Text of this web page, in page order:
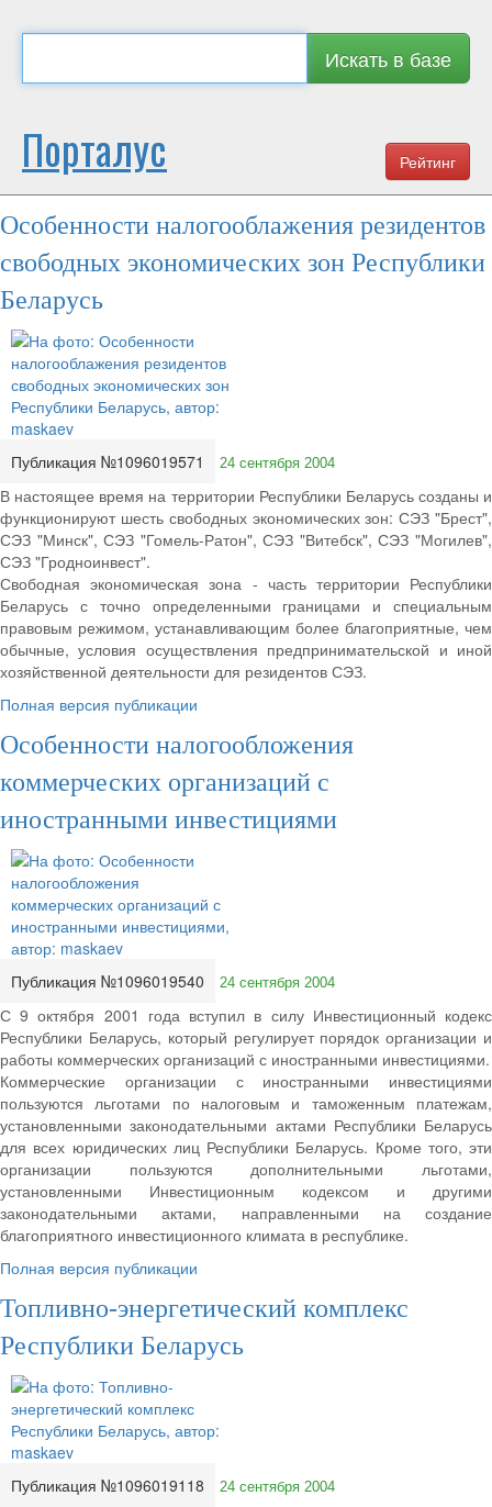
Искать в базе
Рейтинг
Порталус
Особенности налогооблажения резидентов
свободных экономических зон Республики
Беларусь
Публикация №1096019571 24 сентября 2004
В настоящее время на территории Республики Беларусь созданы и
функционируют шесть свободных экономических зон: СЭЗ "Брест",
СЭЗ "Минск", СЭЗ "Гомель-Ратон", СЭЗ "Витебск", СЭЗ "Могилев",
СЭЗ "Гродноинвест".
Свободная экономическая зона - часть территории Республики
Беларусь с точно определенными границами и специальным
правовым режимом, устанавливающим более благоприятные, чем
обычные, условия осуществления предпринимательской и иной
хозяйственной деятельности для резидентов СЭЗ.
Полная версия публикации
Особенности налогообложения
коммерческих организаций с
иностранными инвестициями
Публикация №1096019540 24 сентября 2004
С 9 октября 2001 года вступил в силу Инвестиционный кодекс
Республики Беларусь, который регулирует порядок организации и
работы коммерческих организаций с иностранными инвестициями.
Коммерческие организации с иностранными инвестициями
пользуются льготами по налоговым и таможенным платежам,
установленными законодательными актами Республики Беларусь
для всех юридических лиц Республики Беларусь. Кроме того, эти
организации пользуются дополнительными льготами,
установленными Инвестиционным кодексом и другими
законодательными актами, направленными на создание
благоприятного инвестиционного климата в республике.
Полная версия публикации
Топливно-энергетический комплекс
Республики Беларусь
Публикация №1096019118 24 сентября 2004